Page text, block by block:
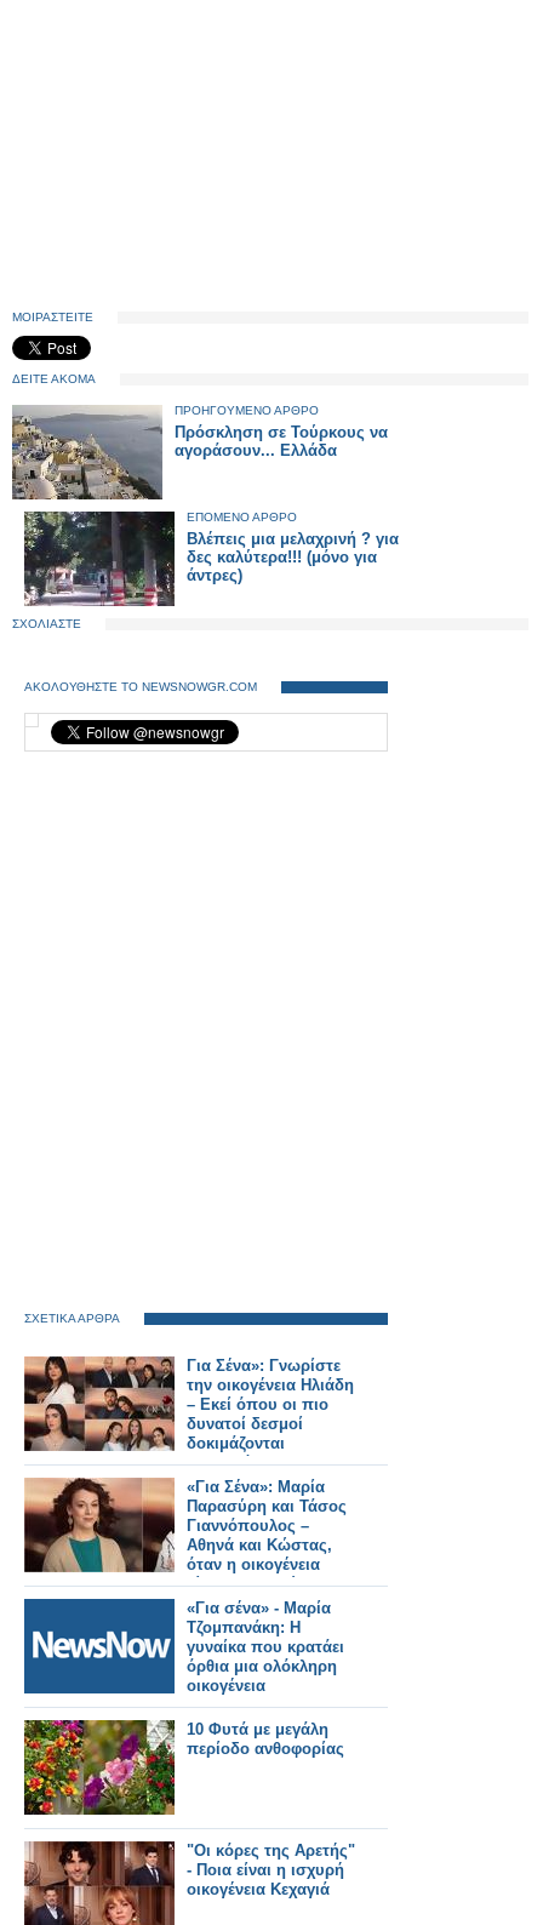
ΜΟΙΡΑΣΤΕΙΤΕ
ΔΕΙΤΕ ΑΚΟΜΑ
ΠΡΟΗΓΟΥΜΕΝΟ ΑΡΘΡΟ
Πρόσκληση σε Τούρκους να
αγοράσουν... Ελλάδα
ΕΠΟΜΕΝΟ ΑΡΘΡΟ
Βλέπεις μια μελαχρινή ? για
δες καλύτερα!!! (μόνο για
άντρες)
ΣΧΟΛΙΑΣΤΕ
ΑΚΟΛΟΥΘΗΣΤΕ ΤΟ NEWSNOWGR.COM
ΣΧΕΤΙΚΑ ΑΡΘΡΑ
Για Σένα»: Γνωρίστε
την οικογένεια Ηλιάδη
– Εκεί όπου οι πιο
δυνατοί δεσμοί
δοκιμάζονται
περισσότερο !
«Για Σένα»: Μαρία
Παρασύρη και Τάσος
Γιαννόπουλος –
Αθηνά και Κώστας,
όταν η οικογένεια
γίνεται καταφύγιο
«Για σένα» - Μαρία
Τζομπανάκη: Η
γυναίκα που κρατάει
όρθια μια ολόκληρη
οικογένεια
10 Φυτά με μεγάλη
περίοδο ανθοφορίας
"Οι κόρες της Αρετής"
- Ποια είναι η ισχυρή
οικογένεια Κεχαγιά